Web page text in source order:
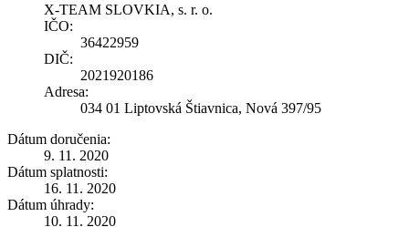
X-TEAM SLOVKIA, s. r. o.
IČO:
36422959
DIČ:
2021920186
Adresa:
034 01 Liptovská Štiavnica, Nová 397/95
Dátum doručenia:
9. 11. 2020
Dátum splatnosti:
16. 11. 2020
Dátum úhrady:
10. 11. 2020